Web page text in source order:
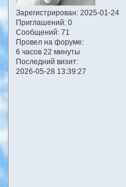
Зарегистрирован: 2025-01-24
Приглашений:0
Сообщений:71
Провел на форуме:
6 часов 22 минуты
Последний визит:
2026-05-28 13:39:27